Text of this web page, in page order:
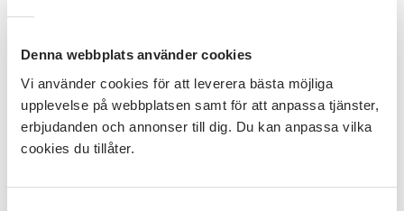
Denna webbplats använder cookies
Vi använder cookies för att leverera bästa möjliga
upplevelse på webbplatsen samt för att anpassa tjänster,
erbjudanden och annonser till dig. Du kan anpassa vilka
cookies du tillåter.
Glädjen och gemenskapen i grupperna, viljan att lära.
kursledare. Bästa sättet att lära sig mer är att lära
ut och möta frågor och behov.